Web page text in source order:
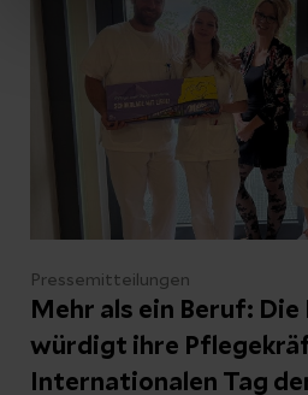
Pressemitteilungen
Mehr als ein Beruf:
würdigt ihre
Internationalen Tag